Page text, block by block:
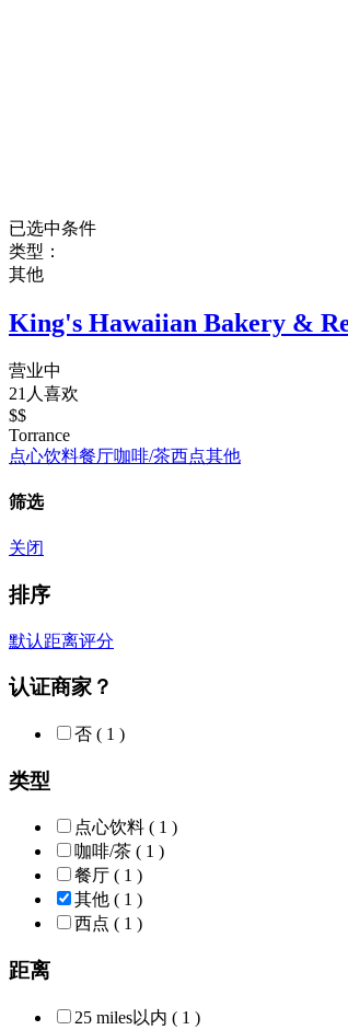
已选中条件
类型：
其他
King's Hawaiian Bakery &
营业中
21人喜欢
$$
Torrance
点心饮料餐厅咖啡/茶西点其他
筛选
关闭
排序
默认距离评分
认证商家？
否 ( 1 )
类型
点心饮料 ( 1 )
咖啡/茶 ( 1 )
餐厅 ( 1 )
其他 ( 1 )
西点 ( 1 )
距离
25 miles以内 ( 1 )